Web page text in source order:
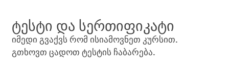
ტესტი და სერთიფიკატი
იმედი გვაქვს რომ ისიამოვნეთ კურსით.
გთხოვთ ცადოთ ტესტის ჩაბარება.